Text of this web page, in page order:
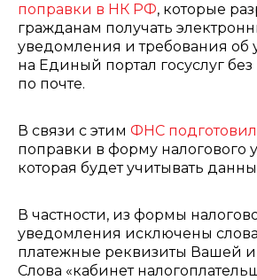
поправки в НК РФ, которые
гражданам получать
уведомления и требования об
на Единый портал госуслуг
по почте.
В связи с этим ФНС
поправки в форму налогового
которая будет учитывать
В частности, из формы
уведомления исключены
платежные реквизиты Вашей
Слова «кабинет